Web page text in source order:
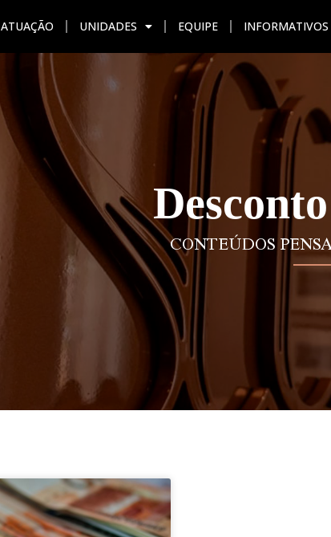
QUEM SOMOS ATUAÇÃO UNIDADES
ATUAÇÃO UNIDADES EQUIPE INFORMATIVOS
CONTEÚDOS